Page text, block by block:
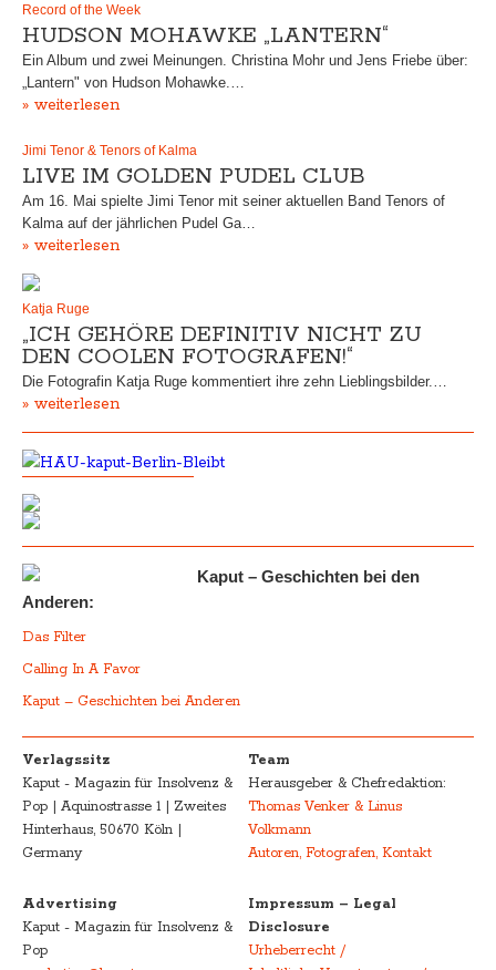
Record of the Week
HUDSON MOHAWKE „LANTERN“
Ein Album und zwei Meinungen. Christina Mohr und Jens Friebe über:
„Lantern" von Hudson Mohawke.…
» weiterlesen
Jimi Tenor & Tenors of Kalma
LIVE IM GOLDEN PUDEL CLUB
Am 16. Mai spielte Jimi Tenor mit seiner aktuellen Band Tenors of
Kalma auf der jährlichen Pudel Ga…
» weiterlesen
Katja Ruge
„ICH GEHÖRE DEFINITIV NICHT ZU
DEN COOLEN FOTOGRAFEN!“
Die Fotografin Katja Ruge kommentiert ihre zehn Lieblingsbilder.…
» weiterlesen
Kaput – Geschichten bei den
Anderen:
Das Filter
Calling In A Favor
Kaput – Geschichten bei Anderen
Verlagssitz
Kaput - Magazin für Insolvenz &
Pop | Aquinostrasse 1 | Zweites
Hinterhaus, 50670 Köln |
Germany
Team
Herausgeber & Chefredaktion:
Thomas Venker & Linus
Volkmann
Autoren, Fotografen, Kontakt
Advertising
Kaput - Magazin für Insolvenz &
Pop
Impressum – Legal
Disclosure
Urheberrecht /